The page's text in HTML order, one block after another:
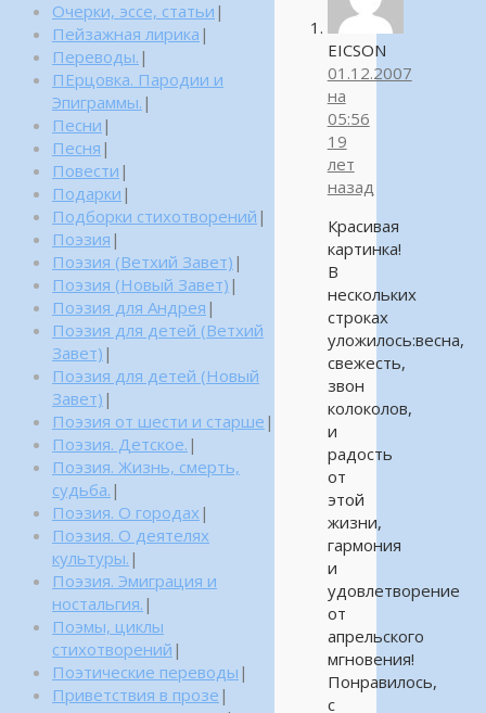
EICSON
01.12.2007
на
05:56
19
лет
назад
Красивая
картинка!
В
нескольких
строках
уложилось:весна,
свежесть,
звон
колоколов,
и
радость
от
этой
жизни,
гармония
и
удовлетворение
от
апрельского
мгновения!
Понравилось,
с
Очерки, эссе, статьи |
Пейзажная лирика |
Переводы. |
ПЕрцовка. Пародии и
Эпиграммы. |
Песни |
Песня |
Повести |
Подарки |
Подборки стихотворений |
Поэзия |
Поэзия (Ветхий Завет) |
Поэзия (Новый Завет) |
Поэзия для Андрея |
Поэзия для детей (Ветхий
Завет) |
Поэзия для детей (Новый
Завет) |
Поэзия от шести и старше |
Поэзия. Детское. |
Поэзия. Жизнь, смерть,
судьба. |
Поэзия. О городах |
Поэзия. О деятелях
культуры. |
Поэзия. Эмиграция и
ностальгия. |
Поэмы, циклы
стихотворений |
Поэтические переводы |
Приветствия в прозе |